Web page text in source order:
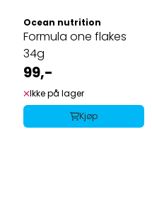
Ocean nutrition
Formula one flakes
34g
99,-
Ikke på lager
Kjøp